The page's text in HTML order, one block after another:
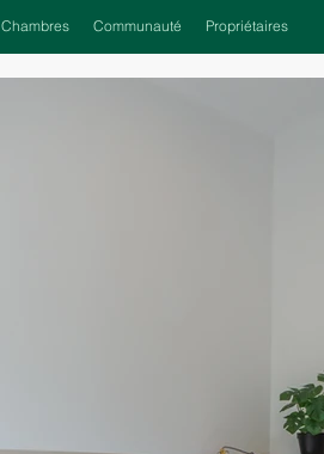
Chambres Communauté Propriétaires